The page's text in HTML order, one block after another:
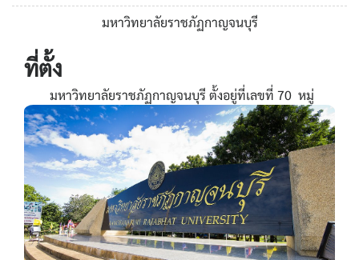
มหาวิทยาลัยราชภัฏกาญจนบุรี
ที่ตั้ง
มหาวิทยาลัยราชภัฏกาญจนบุรี ตั้งอยู่ที่เลขที่ 70 หมู่